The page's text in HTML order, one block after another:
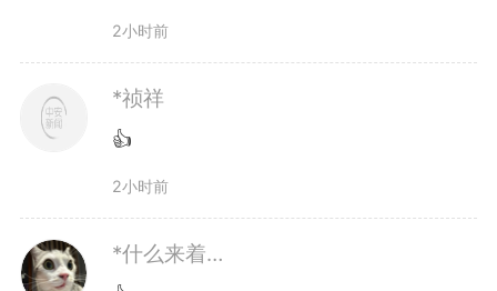
2小时前
*祯祥
👍
2小时前
*什么来着…